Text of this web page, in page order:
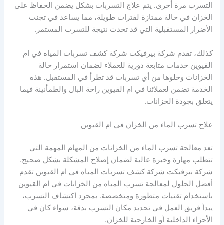
التسرب مرة أخرى. يتم علاج التسربات بشكل يضمن الحفاظ على
الخزان في حالة ممتازة لفترات طويلة، مما يساعد في تجنب
الأضرار المستقبلية التي قد تحدث نتيجة للتسرب المستمر.
كذلك، تقدم شركة بيرفيكت شركة كشف تسربات المياه في ام
القيوين خدمات متابعة دورية للعملاء لضمان استمرار حالة
الخزانات وخلوها من أي تسربات قد تطرأ في المستقبل. هذه
الخدمة تضمن لعملائنا في ام القيوين راحة البال والطمأنينة فيما
يتعلق بجودة الخزانات.
علاج تسرب الماء من الخزان في ام القيوين
تعد معالجة تسرب الماء من الخزانات من المهام المهمة التي
تتطلب مهارة وخبرة عالية لضمان إصلاح المشكلة بشكل صحيح.
شركة بيرفيكت شركة كشف تسربات المياه في ام القيوين تقدم
أفضل الحلول لمعالجة تسرب المياه من الخزانات في ام القيوين
باستخدام تقنيات متطورة ومتخصصة. بمجرد اكتشاف التسرب،
يبدأ فريق العمل في تحديد مكان التسرب بدقة، سواء كان في
الأجزاء الداخلية أو الخارجية للخزان.